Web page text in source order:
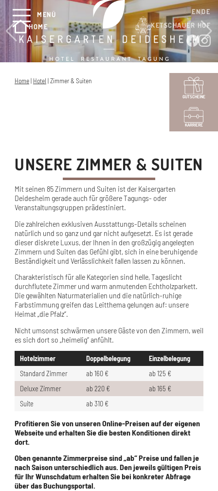
MENÜ
HOME
KETSCHAUER HOF
ENDE
GUTSCHEINE
KARRIERE
Home| Hotel |Zimmer & Suiten
UNSERE ZIMMER & SUITEN
Mit seinen 85 Zimmern und Suiten ist der Kaisergarten
Deidesheim gerade auch für größere Tagungs- oder
Veranstaltungsgruppen prädestiniert.
Die zahlreichen exklusiven Ausstattungs-Details scheinen
natürlich und so ganz und gar nicht aufgesetzt. Es ist gerade
dieser diskrete Luxus, der Ihnen in den großzügig angelegten
Zimmern und Suiten das Gefühl gibt, sich in eine beruhigende
Beständigkeit und Verlässlichkeit fallen lassen zu können.
Charakteristisch für alle Kategorien sind helle, Tageslicht
durchflutete Zimmer und warm anmutenden Echtholzparkett.
Die gewählten Naturmaterialien und die natürlich-ruhige
Farbstimmung greifen das Leitthema gelungen auf: unsere
Heimat „die Pfalz“.
Nicht umsonst schwärmen unsere Gäste von den Zimmern, weil
es sich dort so „heimelig“ anfühlt.
Hotelzimmer Doppelbelegung
Einzelbelegung
Standard Zimmer
ab 160 €
ab 125 €
Deluxe Zimmer
ab 220 €
ab 165 €
Suite
ab 310 €
Profitieren Sie von unseren Online-Preisen auf der eigenen
Webseite und erhalten Sie die besten Konditionen direkt
dort.
Oben genannte Zimmerpreise sind „ab“ Preise und fallen je
nach Saison unterschiedlich aus. Den jeweils gültigen Preis
für Ihr Wunschdatum erhalten Sie bei konkreter Abfrage
über das Buchungsportal.